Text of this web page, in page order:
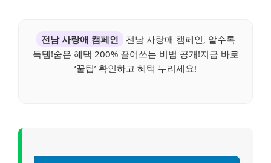
전남 사랑애 캠페인
전남 사랑애 캠페인, 알수록
득템!숨은 혜택 200% 끌어쓰는 비법 공개!지금 바로
‘꿀팁’ 확인하고 혜택 누리세요!